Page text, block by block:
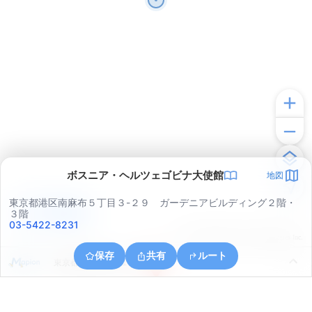
ボスニア・ヘルツェゴビナ大使館 地図
東京都港区南麻布５丁目３-２９ ガーデニアビルディング２階・
３階
03-5422-8231
保存 共有 ルート
東京都港区南青山１丁目１２
アプリで見る